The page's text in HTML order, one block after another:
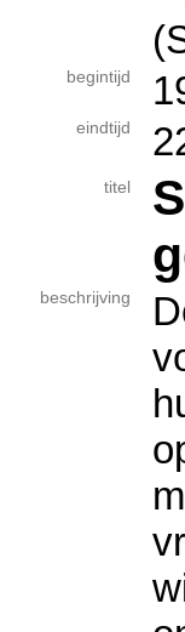
begintijd
eindtijd
titel
beschrijving